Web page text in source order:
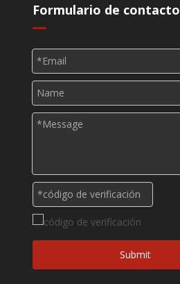
Formulario de contacto
Submit